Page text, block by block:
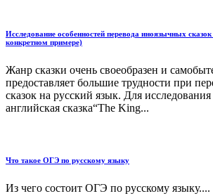
Исследование особенностей перевода иноязычных
конкретном примере)
Жанр сказки очень своеобразен и
предоставляет большие трудности при
сказок на русский язык. Для
английская сказка“The King...
Что такое ОГЭ по русскому языку
Из чего состоит ОГЭ по русскому языку....